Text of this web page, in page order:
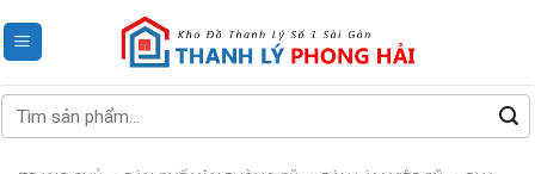
to
Tìm
kiếm: